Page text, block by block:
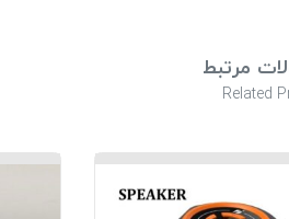
مرتبط
Related